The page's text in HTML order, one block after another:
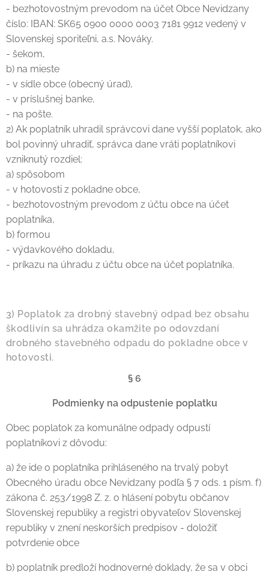
- bezhotovostným prevodom na účet Obce Nevidzany
číslo: IBAN: SK65 0900 0000 0003 7181 9912 vedený v
Slovenskej sporiteľni, a.s. Nováky.
- šekom,
b) na mieste
- v sídle obce (obecný úrad),
- v príslušnej banke,
- na pošte.
2) Ak poplatník uhradil správcovi dane vyšší poplatok, ako
bol povinný uhradiť, správca dane vráti poplatníkovi
vzniknutý rozdiel:
a) spôsobom
- v hotovosti z pokladne obce,
- bezhotovostným prevodom z účtu obce na účet
poplatníka,
b) formou
- výdavkového dokladu,
- príkazu na úhradu z účtu obce na účet poplatníka.
3) Poplatok za drobný stavebný odpad bez obsahu
škodlivín sa uhrádza okamžite po odovzdaní
drobného stavebného odpadu do pokladne obce v
hotovosti.
§ 6
Podmienky na odpustenie poplatku
Obec poplatok za komunálne odpady odpustí
poplatníkovi z dôvodu:
a) že ide o poplatníka prihláseného na trvalý pobyt
Obecného úradu obce Nevidzany podľa § 7 ods. 1 písm. f)
zákona č. 253/1998 Z. z. o hlásení pobytu občanov
Slovenskej republiky a registri obyvateľov Slovenskej
republiky v znení neskorších predpisov - doložiť
potvrdenie obce
b) poplatník predloží hodnoverné doklady, že sa v obci